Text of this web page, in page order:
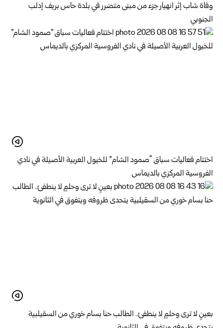
وفاة شاب إثر انهيار جزء من مبنى متضرر في بلدة حاس بريف إدلب
الجنوبي
اختتام فعاليات سباق “صمود الشام” للخيول العربية الأصيلة في نادي
الفروسية المركزي بالديماس
بعينٍ لا ترى وحلمٍ لا ينطفئ.. الطالب حنا بسام خوري من السقيلبية